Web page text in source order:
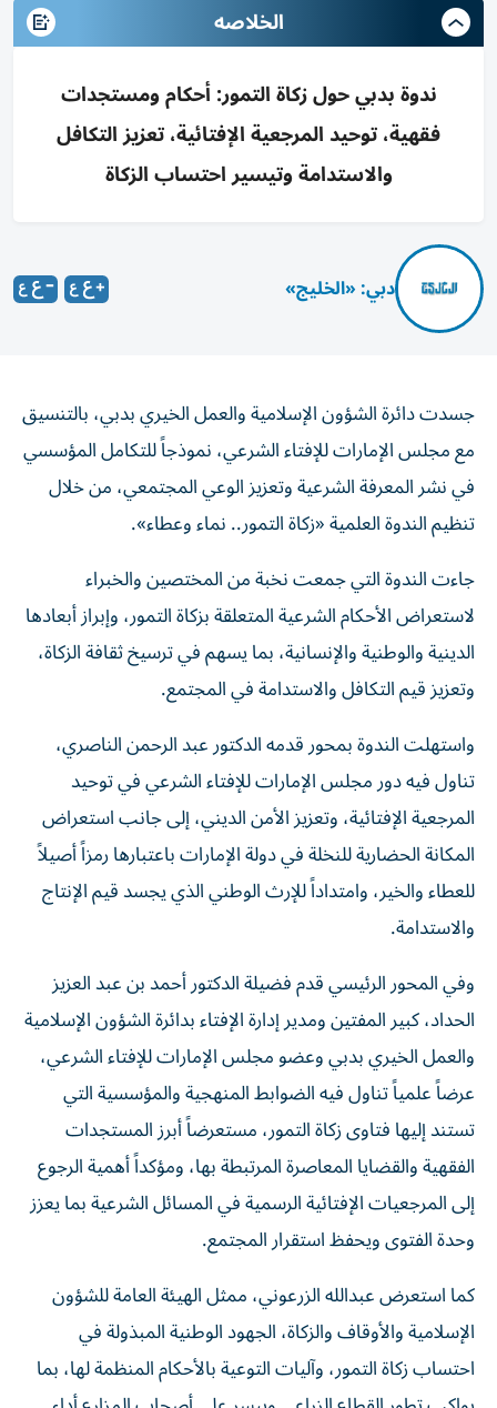
الخلاصه
ندوة بدبي حول زكاة التمور: أحكام ومستجدات
فقهية، توحيد المرجعية الإفتائية، تعزيز التكافل
والاستدامة وتيسير احتساب الزكاة
دبي: «الخليج»
جسدت دائرة الشؤون الإسلامية والعمل الخيري بدبي، بالتنسيق
مع مجلس الإمارات للإفتاء الشرعي، نموذجاً للتكامل المؤسسي
في نشر المعرفة الشرعية وتعزيز الوعي المجتمعي، من خلال
تنظيم الندوة العلمية «زكاة التمور.. نماء وعطاء».
جاءت الندوة التي جمعت نخبة من المختصين والخبراء
لاستعراض الأحكام الشرعية المتعلقة بزكاة التمور، وإبراز أبعادها
الدينية والوطنية والإنسانية، بما يسهم في ترسيخ ثقافة الزكاة،
وتعزيز قيم التكافل والاستدامة في المجتمع.
واستهلت الندوة بمحور قدمه الدكتور عبد الرحمن الناصري،
تناول فيه دور مجلس الإمارات للإفتاء الشرعي في توحيد
المرجعية الإفتائية، وتعزيز الأمن الديني، إلى جانب استعراض
المكانة الحضارية للنخلة في دولة الإمارات باعتبارها رمزاً أصيلاً
للعطاء والخير، وامتداداً للإرث الوطني الذي يجسد قيم الإنتاج
والاستدامة.
وفي المحور الرئيسي قدم فضيلة الدكتور أحمد بن عبد العزيز
الحداد، كبير المفتين ومدير إدارة الإفتاء بدائرة الشؤون الإسلامية
والعمل الخيري بدبي وعضو مجلس الإمارات للإفتاء الشرعي،
عرضاً علمياً تناول فيه الضوابط المنهجية والمؤسسية التي
تستند إليها فتاوى زكاة التمور، مستعرضاً أبرز المستجدات
الفقهية والقضايا المعاصرة المرتبطة بها، ومؤكداً أهمية الرجوع
إلى المرجعيات الإفتائية الرسمية في المسائل الشرعية بما يعزز
وحدة الفتوى ويحفظ استقرار المجتمع.
كما استعرض عبدالله الزرعوني، ممثل الهيئة العامة للشؤون
الإسلامية والأوقاف والزكاة، الجهود الوطنية المبذولة في
احتساب زكاة التمور، وآليات التوعية بالأحكام المنظمة لها، بما